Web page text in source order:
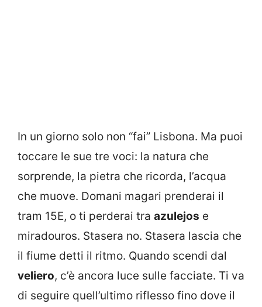
In un giorno solo non “fai” Lisbona. Ma puoi
toccare le sue tre voci: la natura che
sorprende, la pietra che ricorda, l’acqua
che muove. Domani magari prenderai il
tram 15E, o ti perderai tra azulejos e
miradouros. Stasera no. Stasera lascia che
il fiume detti il ritmo. Quando scendi dal
veliero, c’è ancora luce sulle facciate. Ti va
di seguire quell’ultimo riflesso fino dove il